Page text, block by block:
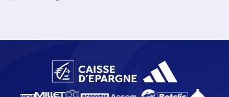
du Nord, ainsi que les Pays-Bas et la Roumanie.